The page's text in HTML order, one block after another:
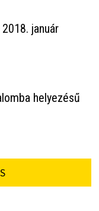
január
helyezésű